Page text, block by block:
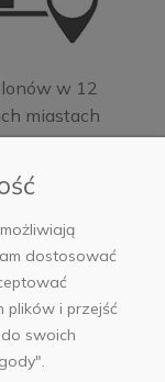
w 12
miastach
dostosować
plików i przejść
swoich